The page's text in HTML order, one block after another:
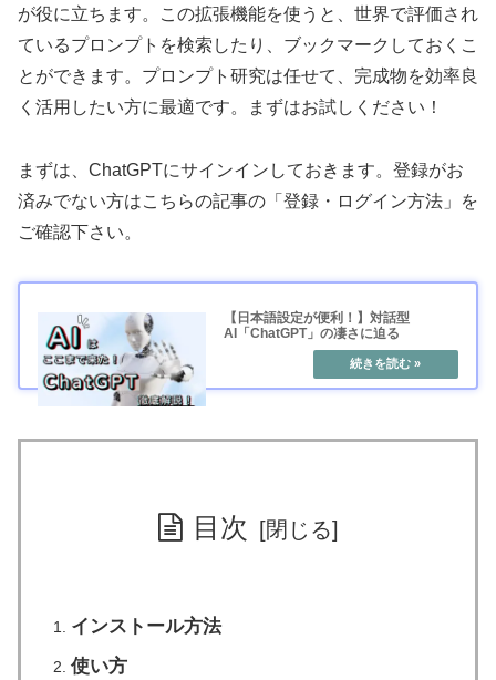
が役に立ちます。この拡張機能を使うと、世界で評価され
ているプロンプトを検索したり、ブックマークしておくこ
とができます。プロンプト研究は任せて、完成物を効率良
く活用したい方に最適です。まずはお試しください！
まずは、ChatGPTにサインインしておきます。登録がお
済みでない方はこちらの記事の「登録・ログイン方法」を
ご確認下さい。
【日本語設定が便利！】対話型
AI「ChatGPT」の凄さに迫る
目次
インストール方法
使い方